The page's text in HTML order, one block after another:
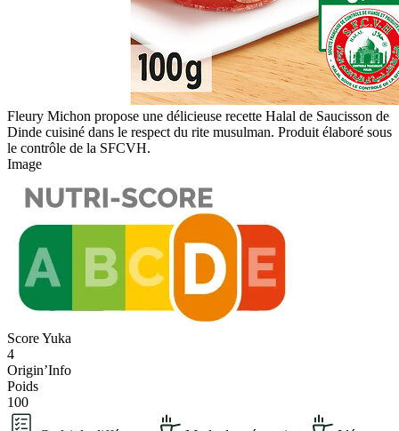
Fleury Michon propose une délicieuse recette Halal de Saucisson de
Dinde cuisiné dans le respect du rite musulman. Produit élaboré sous
le contrôle de la SFCVH.
Image
Score Yuka
4
Origin’Info
Poids
100